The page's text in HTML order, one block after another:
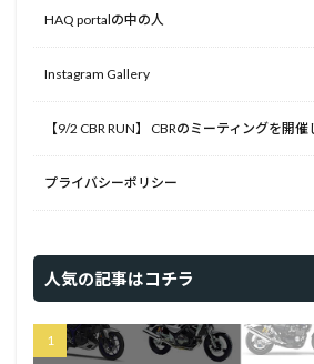
HAQ portalの中の人
Instagram Gallery
【9/2 CBR RUN】 CBRのミーティングを開催
プライバシーポリシー
人気の記事はコチラ